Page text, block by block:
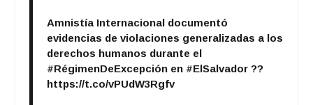
Amnistía Internacional documentó
evidencias de violaciones generalizadas a los
derechos humanos durante el
#RégimenDeExcepción en #ElSalvador ??
https://t.co/vPUdW3Rgfv